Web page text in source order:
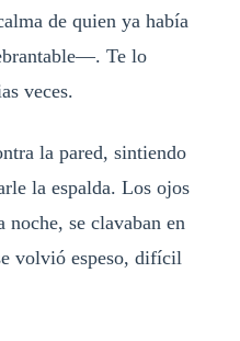
de quien ya había
Te lo
veces.
la pared, sintiendo
la espalda. Los ojos
noche, se clavaban en
volvió espeso, difícil